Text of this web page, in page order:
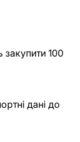
закупити 100
дані до